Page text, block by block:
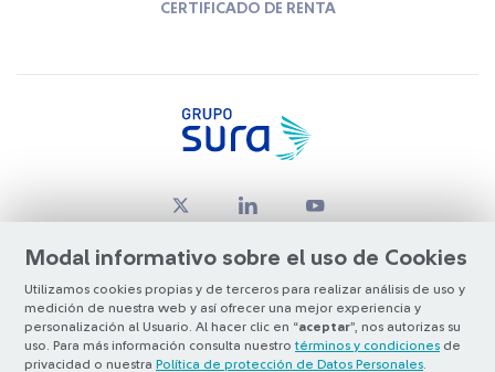
Modal informativo sobre el uso de Cookies
Utilizamos cookies propias y de terceros para realizar análisis de uso y
medición de nuestra web y así ofrecer una mejor experiencia y
personalización al Usuario. Al hacer clic en “aceptar”, nos autorizas su
uso. Para más información consulta nuestro términos y condiciones de
privacidad o nuestra Política de protección de Datos Personales
CERTIFICADO DE RENTA
© Copyright Grupo SURA 2026